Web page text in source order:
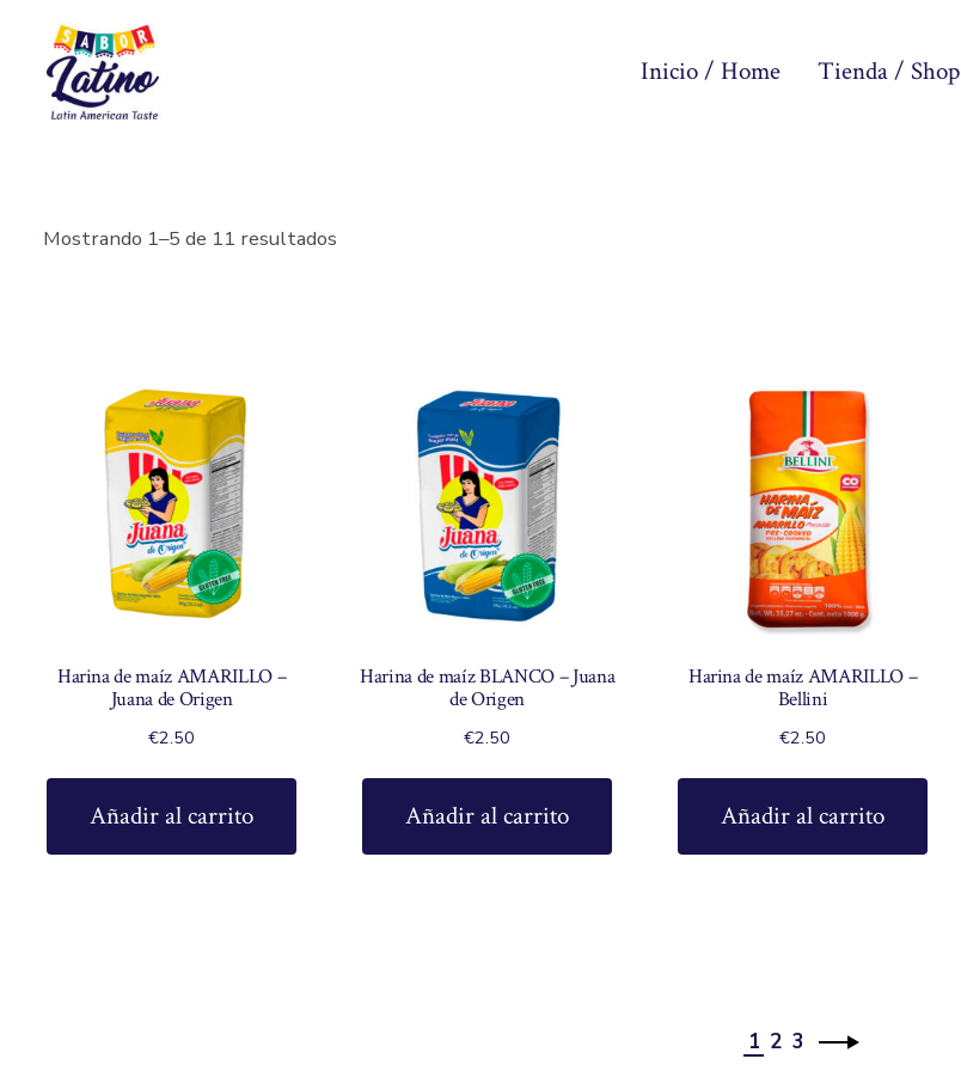
contenido
Inicio / Home Tienda / Shop
Mostrando 1–5 de 11 resultados
Harina de maíz AMARILLO –
Juana de Origen
€2.50
Añadir al carrito
Harina de maíz BLANCO – Juana
de Origen
€2.50
Añadir al carrito
Harina de maíz AMARILLO –
Bellini
€2.50
Añadir al carrito
1 2 3